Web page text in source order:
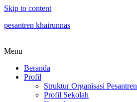
Skip to content
pesantren khairunnas
Menu
Beranda
Profil
Struktur Organisasi Pesantren
Profil Sekolah